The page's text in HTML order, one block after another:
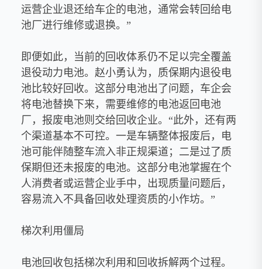
运营企业退还给车企的电池，通常会转回给电
池厂进行维修或退换。”
即便如此，当前的回收体系仍不足以完全覆盖
退役动力电池。赵小勇认为，质保期内退役电
池比较好回收。这部分电池出了问题，车企会
将电池替换下来，需要维修的电池返回电池
厂，报废电池则交给回收企业。“此外，还有两
个渠道基本不可控。一是车辆整体报废后，电
池可能伴随整车流入非正规渠道；二是过了质
保期但还未报废的电池。这部分电池掌握在个
人消费者或运营企业手中，出现质量问题后，
容易流入不具备回收处理资质的小作坊。”
梯次利用僵局
电池回收包括梯次利用和回收拆解两个过程。